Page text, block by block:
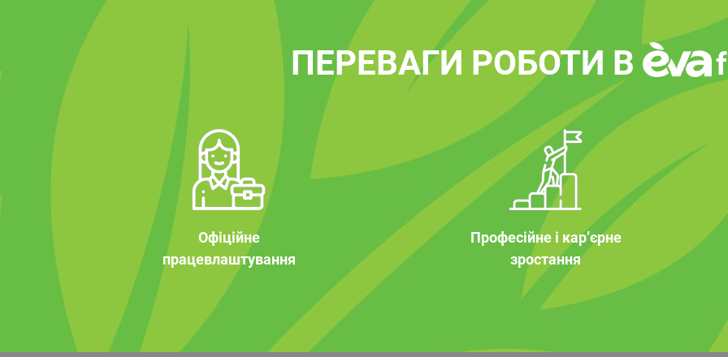
ПЕРЕВАГИ РОБОТИ В
Офіційне
працевлаштування
Професійне і кар’єрне
зростання